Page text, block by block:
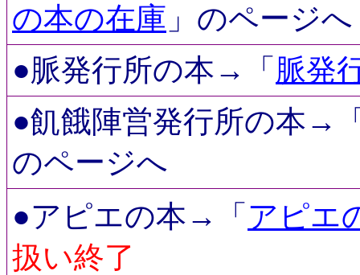
の本の在庫 」のページへ
●脈発行所の本→「 脈発
●飢餓陣営発行所の本→
のページへ
●アピエの本→「 アピエ
扱い終了